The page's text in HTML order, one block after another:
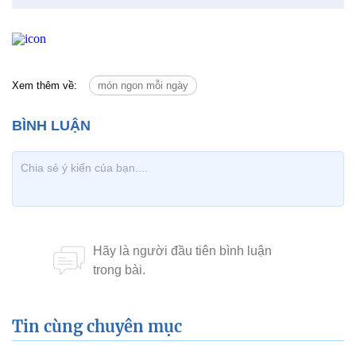
Xem thêm về: món ngon mỗi ngày
Tin cùng chuyên mục